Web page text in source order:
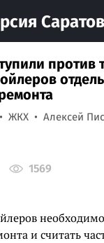
Саратов
против
ЖКХ
Алексей
1569
и считать